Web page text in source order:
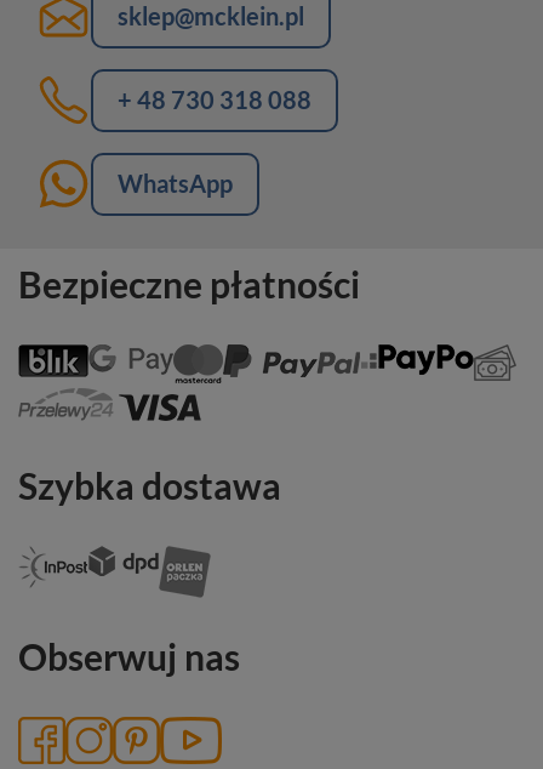
sklep@mcklein.pl
+ 48 730 318 088
WhatsApp
Bezpieczne płatności
Szybka dostawa
Obserwuj nas